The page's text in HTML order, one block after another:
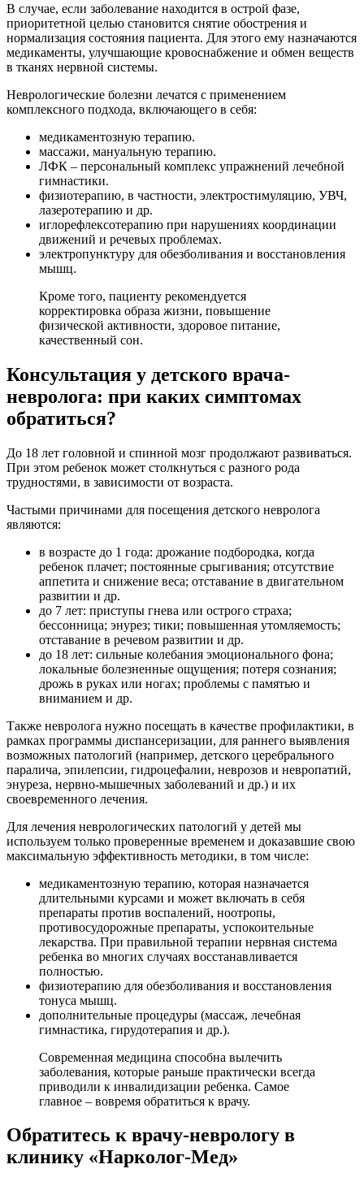
В случае, если заболевание находится в острой фазе,
приоритетной целью становится снятие обострения и
нормализация состояния пациента. Для этого ему назначаются
медикаменты, улучшающие кровоснабжение и обмен веществ
в тканях нервной системы.
Неврологические болезни лечатся с применением
комплексного подхода, включающего в себя:
медикаментозную терапию.
массажи, мануальную терапию.
ЛФК – персональный комплекс упражнений лечебной
гимнастики.
физиотерапию, в частности, электростимуляцию, УВЧ,
лазеротерапию и др.
иглорефлексотерапию при нарушениях координации
движений и речевых проблемах.
электропунктуру для обезболивания и восстановления
мышц.
Кроме того, пациенту рекомендуется
корректировка образа жизни, повышение
физической активности, здоровое питание,
качественный сон.
Консультация у детского врача-
невролога: при каких симптомах
обратиться?
До 18 лет головной и спинной мозг продолжают развиваться.
При этом ребенок может столкнуться с разного рода
трудностями, в зависимости от возраста.
Частыми причинами для посещения детского невролога
являются:
в возрасте до 1 года: дрожание подбородка, когда
ребенок плачет; постоянные срыгивания; отсутствие
аппетита и снижение веса; отставание в двигательном
развитии и др.
до 7 лет: приступы гнева или острого страха;
бессонница; энурез; тики; повышенная утомляемость;
отставание в речевом развитии и др.
до 18 лет: сильные колебания эмоционального фона;
локальные болезненные ощущения; потеря сознания;
дрожь в руках или ногах; проблемы с памятью и
вниманием и др.
Также невролога нужно посещать в качестве профилактики, в
рамках программы диспансеризации, для раннего выявления
возможных патологий (например, детского церебрального
паралича, эпилепсии, гидроцефалии, неврозов и невропатий,
энуреза, нервно-мышечных заболеваний и др.) и их
своевременного лечения.
Для лечения неврологических патологий у детей мы
используем только проверенные временем и доказавшие свою
максимальную эффективность методики, в том числе:
медикаментозную терапию, которая назначается
длительными курсами и может включать в себя
препараты против воспалений, ноотропы,
противосудорожные препараты, успокоительные
лекарства. При правильной терапии нервная система
ребенка во многих случаях восстанавливается
полностью.
физиотерапию для обезболивания и восстановления
тонуса мышц.
дополнительные процедуры (массаж, лечебная
гимнастика, гирудотерапия и др.).
Современная медицина способна вылечить
заболевания, которые раньше практически всегда
приводили к инвалидизации ребенка. Самое
главное – вовремя обратиться к врачу.
Обратитесь к врачу-неврологу в
клинику «Нарколог-Мед»